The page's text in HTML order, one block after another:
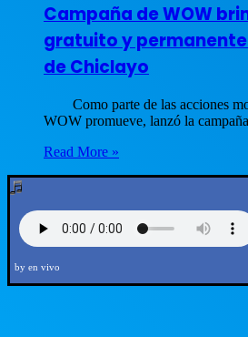
Campaña de WOW
gratuito y
de Chiclayo
Como parte de las acciones
WOW promueve, lanzó la
Read More »
by en vivo